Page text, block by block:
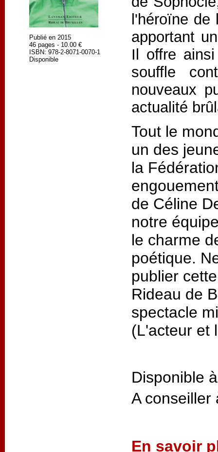
Publié en 2015
46 pages - 10.00 €
ISBN: 978-2-8071-0070-1
Disponible
l'héroïne de
apportant
Il offre
souffle
nouveaux
actualité
Tout le
un des
la
de Céline
notre
le charme
poétique.
publier
Rideau de
spectacle
(L'acteur et
Disponible
A conseiller
En savoir